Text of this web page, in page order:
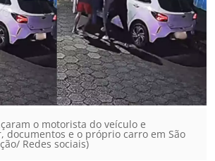
o motorista do veículo e
documentos e o próprio carro em São
Redes sociais)